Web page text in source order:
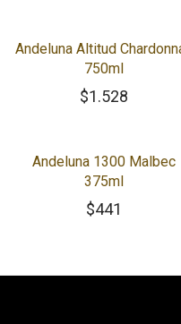
Andeluna Altitud
750ml
$1.528
Andeluna 1300 Malbec
375ml
$441